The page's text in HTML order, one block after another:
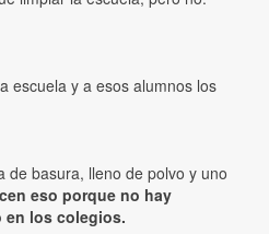
escuela y a esos alumnos los
de basura, lleno de polvo y uno
eso porque no hay
en los colegios.